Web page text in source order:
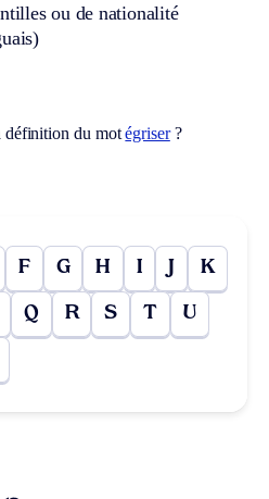
ou de nationalité
définition du motégriser?
F G H I J K
Q R S T U